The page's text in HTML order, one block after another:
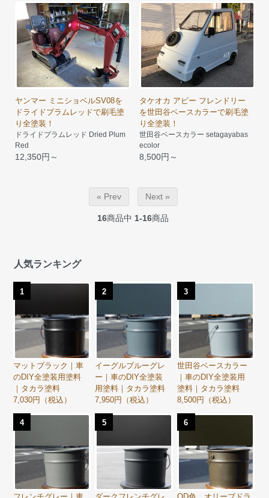
ヤンマー ミニショベルSV08を
ドライドプラムレッドで刷毛塗
り全塗装！
ドライドプラムレッド Dried Plum
Red
12,350円～
タケオカ アビー フレンドリー
を世田谷ベースカラーで刷毛塗
り全塗装！
世田谷ベースカラー setagayabas
ecolor
8,500円～
« Prev Next »
16商品中 1-16商品
人気ランキング
1
マットブラック｜車
のDIY全塗装用塗料
｜タカラ塗料
7,030円（税込）
2
イーグルブルーグレ
ー｜車のDIY全塗装
用塗料｜タカラ塗料
7,950円（税込）
3
世田谷ベースカラー
｜車のDIY全塗装用
塗料｜タカラ塗料
8,500円（税込）
4 5 6